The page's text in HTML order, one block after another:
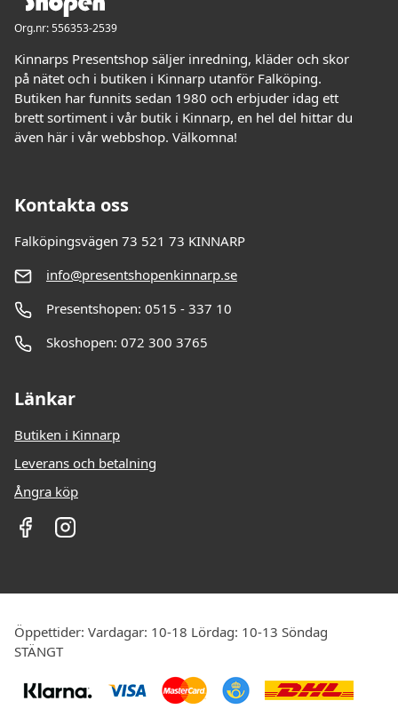
Org.nr: 556353-2539
Kinnarps Presentshop säljer inredning, kläder och skor
på nätet och i butiken i Kinnarp utanför Falköping.
Butiken har funnits sedan 1980 och erbjuder idag ett
brett sortiment i vår butik i Kinnarp, en hel del hittar du
även här i vår webbshop. Välkomna!
Kontakta oss
Falköpingsvägen 73 521 73 KINNARP
info@presentshopenkinnarp.se
Presentshopen: 0515 - 337 10
Skoshopen: 072 300 3765
Länkar
Butiken i Kinnarp
Leverans och betalning
Ångra köp
Öppettider: Vardagar: 10-18 Lördag: 10-13 Söndag
STÄNGT